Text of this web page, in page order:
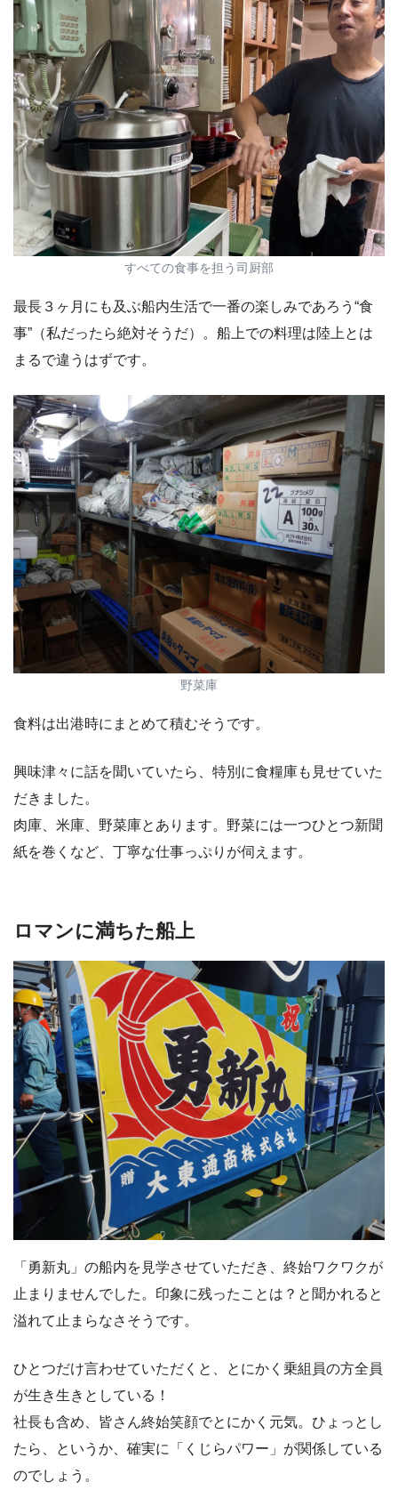
すべての食事を担う司厨部
最長３ヶ月にも及ぶ船内生活で一番の楽しみであろう“食
事”（私だったら絶対そうだ）。船上での料理は陸上とは
まるで違うはずです。
野菜庫
食料は出港時にまとめて積むそうです。
興味津々に話を聞いていたら、特別に食糧庫も見せていた
だきました。
肉庫、米庫、野菜庫とあります。野菜には一つひとつ新聞
紙を巻くなど、丁寧な仕事っぷりが伺えます。
ロマンに満ちた船上
「勇新丸」の船内を見学させていただき、終始ワクワクが
止まりませんでした。印象に残ったことは？と聞かれると
溢れて止まらなさそうです。
ひとつだけ言わせていただくと、とにかく乗組員の方全員
が生き生きとしている！
社長も含め、皆さん終始笑顔でとにかく元気。ひょっとし
たら、というか、確実に「くじらパワー」が関係している
のでしょう。